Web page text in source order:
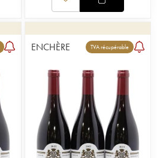
ENCHÈRE TVA récupérable